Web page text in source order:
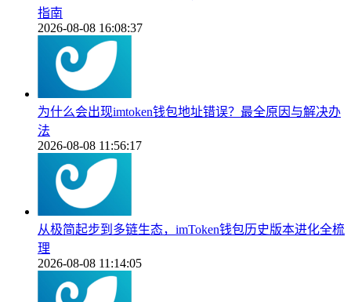
指南
2026-08-08 16:08:37
为什么会出现imtoken钱包地址错误？最全原因与解决办
法
2026-08-08 11:56:17
从极简起步到多链生态，imToken钱包历史版本进化全梳
理
2026-08-08 11:14:05